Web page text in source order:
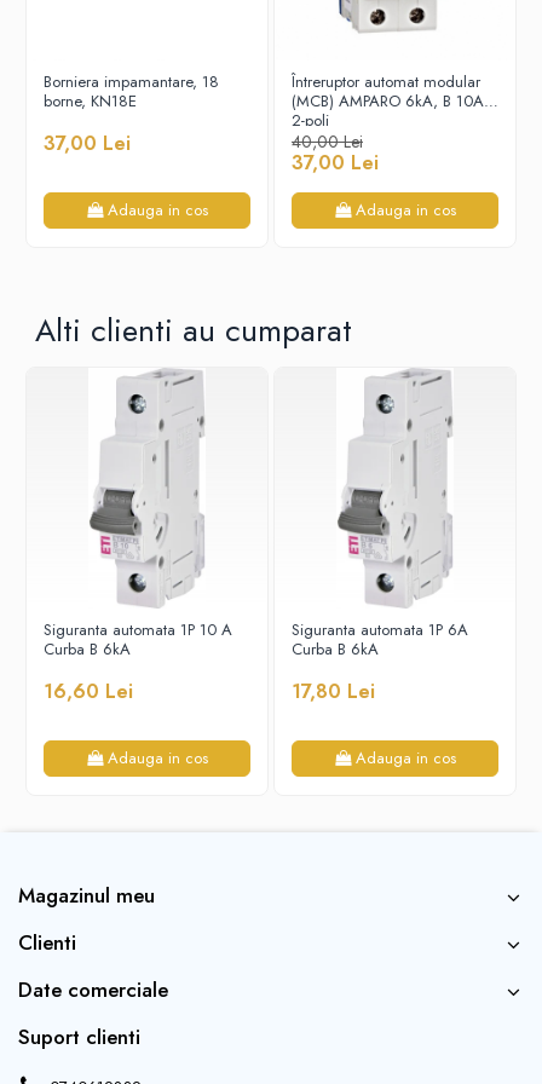
Borniera impamantare, 18
borne, KN18E
37,00 Lei
Adauga in cos
Întreruptor automat modular
(MCB) AMPARO 6kA, B 10A,
2-poli
40,00 Lei
37,00 Lei
Adauga in cos
Alti clienti au cumparat
Siguranta automata 1P 10 A
Curba B 6kA
16,60 Lei
Adauga in cos
Siguranta automata 1P 6A
Curba B 6kA
17,80 Lei
Adauga in cos
Magazinul meu
Clienti
Date comerciale
Suport clienti